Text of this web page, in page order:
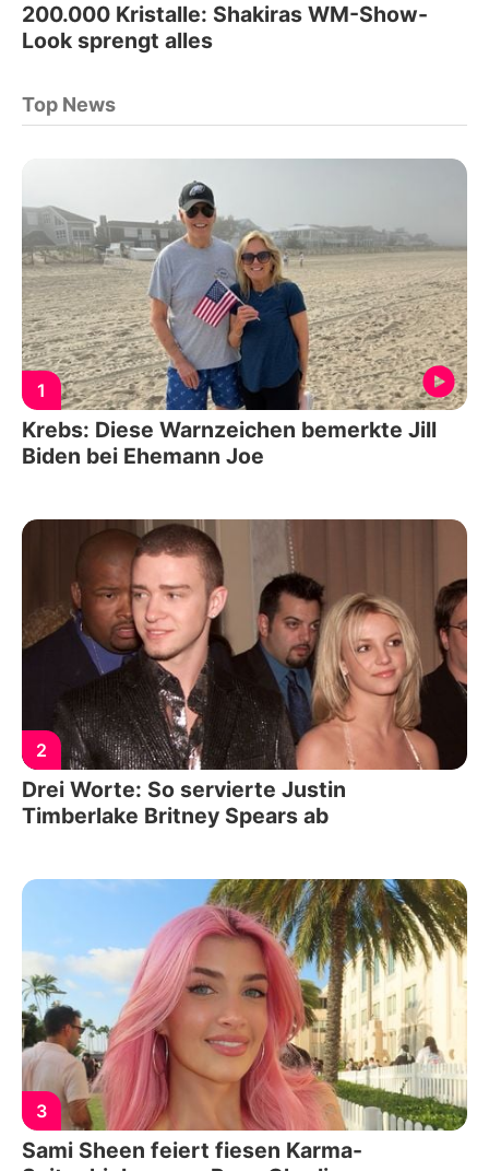
200.000 Kristalle: Shakiras WM-Show-
Look sprengt alles
Top News
1
Krebs: Diese Warnzeichen bemerkte Jill
Biden bei Ehemann Joe
2
Drei Worte: So servierte Justin
Timberlake Britney Spears ab
3
Sami Sheen feiert fiesen Karma-